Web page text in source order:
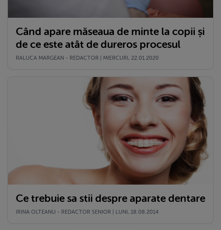
Când apare măseaua de minte la copii și
de ce este atât de dureros procesul
RALUCA MARGEAN - REDACTOR | MIERCURI, 22.01.2020
Ce trebuie sa stii despre aparate dentare
IRINA OLTEANU - REDACTOR SENIOR | LUNI, 18.08.2014